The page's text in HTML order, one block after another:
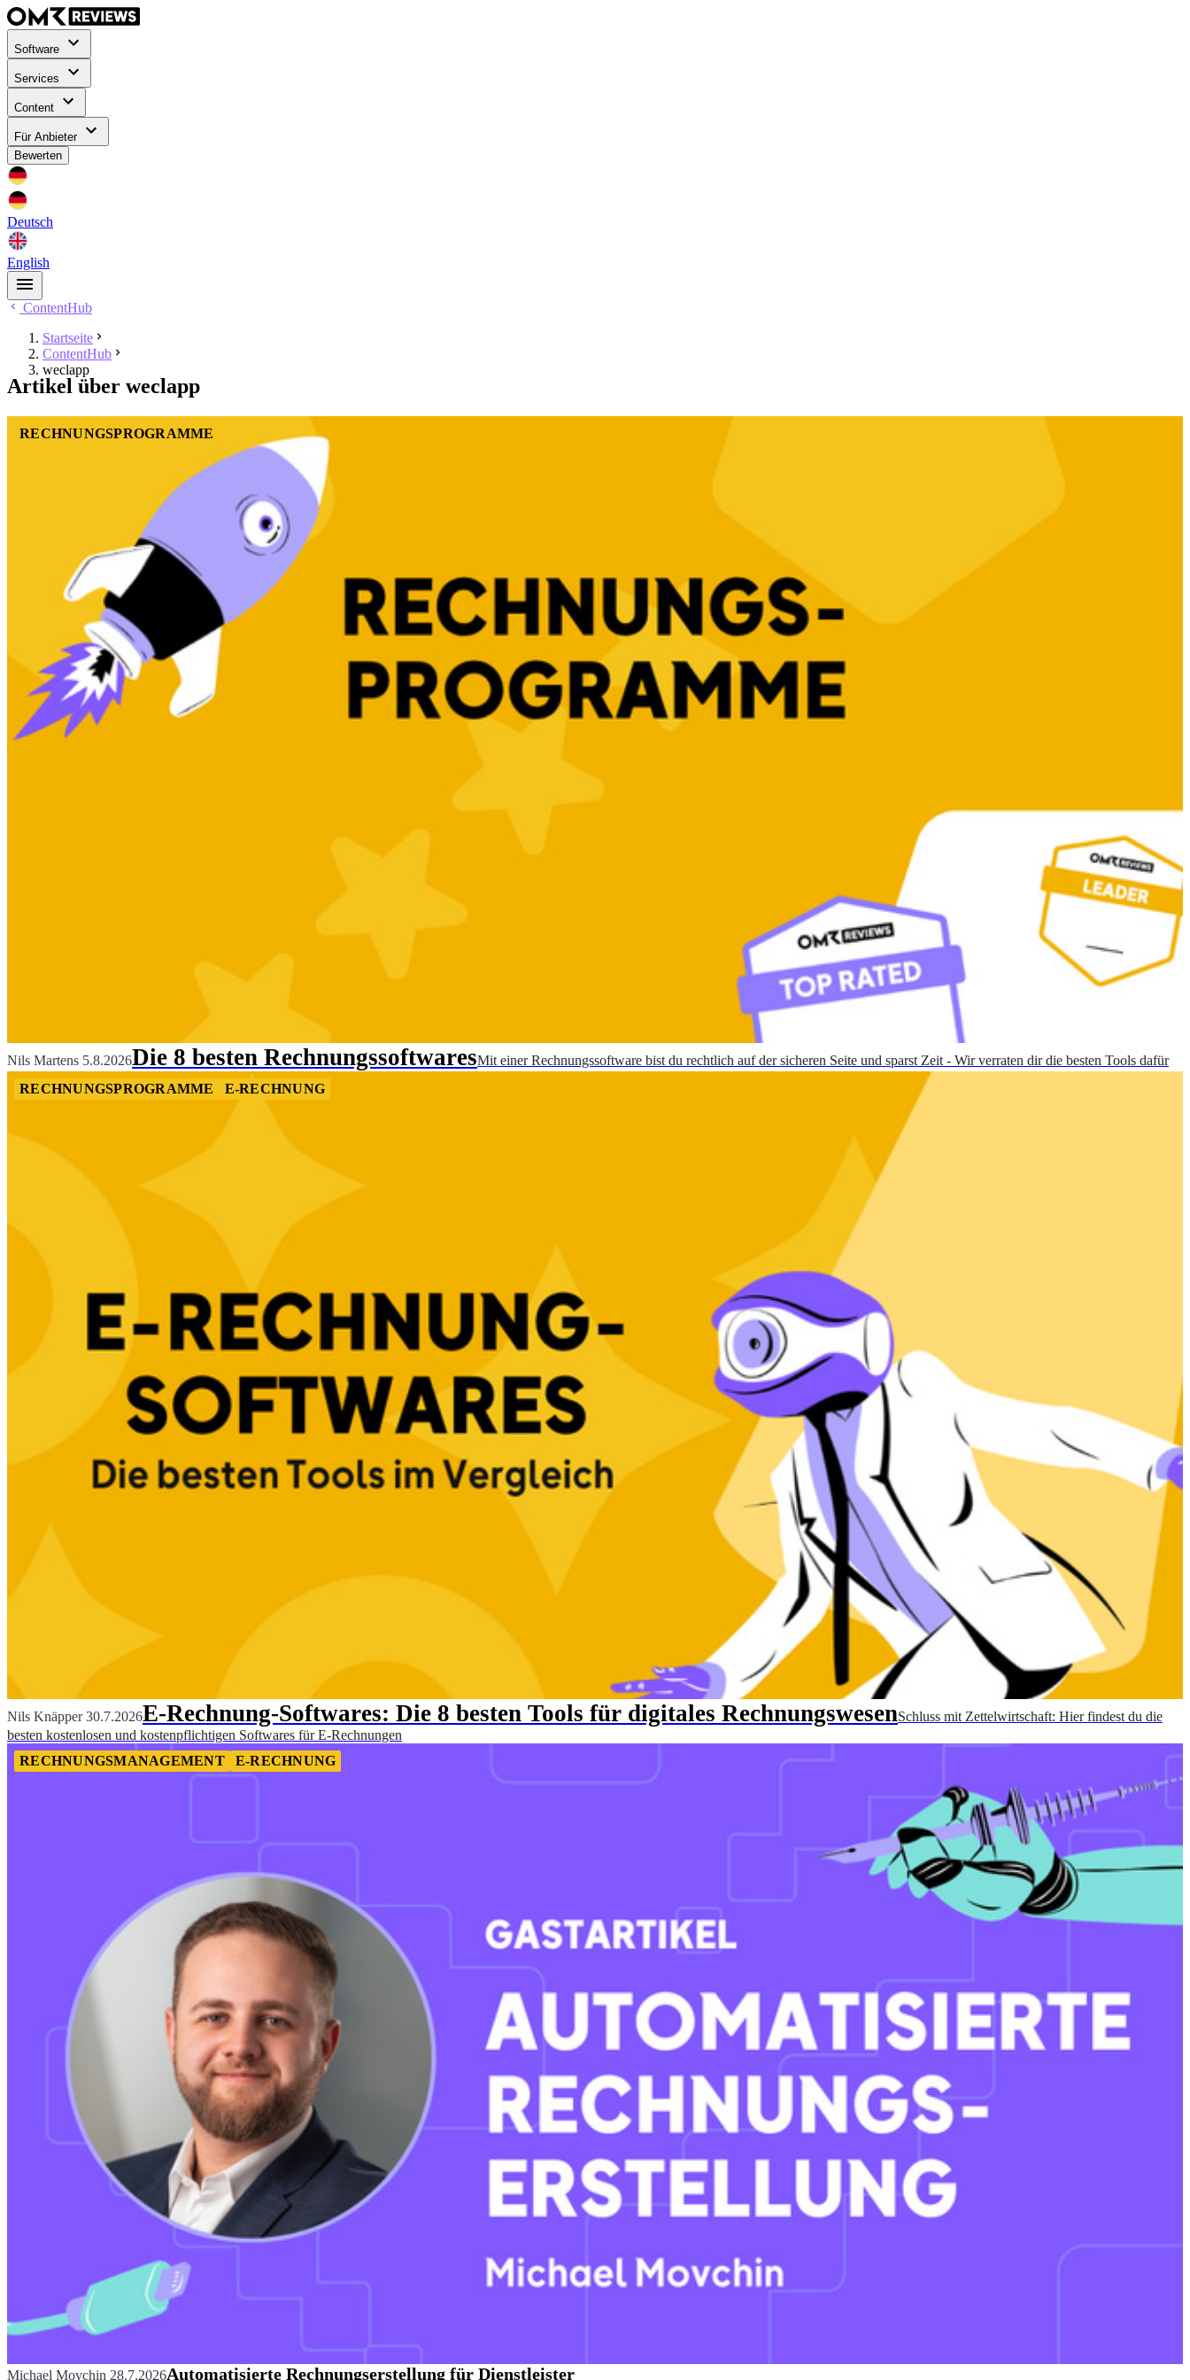
Software
Services
Content
Für Anbieter
Bewerten
Deutsch
English
ContentHub
Startseite
ContentHub
weclapp
Artikel über weclapp
RECHNUNGSPROGRAMME
Nils Martens 5.8.2026Die 8 besten RechnungssoftwaresMit einer Rechnungssoftware bist du rechtlich auf der sicheren Seite und sparst Zeit - Wir verraten dir die besten Tools dafür
RECHNUNGSPROGRAMME
E-RECHNUNG
Nils Knäpper 30.7.2026E-Rechnung-Softwares: Die 8 besten Tools für digitales RechnungswesenSchluss mit Zettelwirtschaft: Hier findest du die
besten kostenlosen und kostenpflichtigen Softwares für E-Rechnungen
RECHNUNGSMANAGEMENT
E-RECHNUNG
Michael Movchin 28.7.2026Automatisierte Rechnungserstellung für Dienstleister